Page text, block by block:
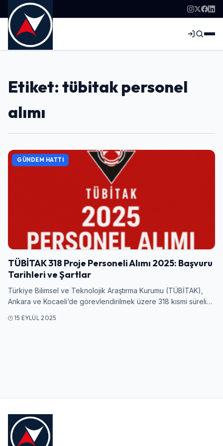
Etiket: tübitak personel
alımı
GÜNDEM HATTI
TÜBİTAK 318 Proje Personeli Alımı 2025: Başvuru
Tarihleri ve Şartlar
Türkiye Bilimsel ve Teknolojik Araştırma Kurumu (TÜBİTAK),
Ankara ve Kocaeli’de görevlendirilmek üzere 318 kısmi süreli…
15 EYLÜL 2025
Giriş Yap
Kullanıcı Adı veya E-posta